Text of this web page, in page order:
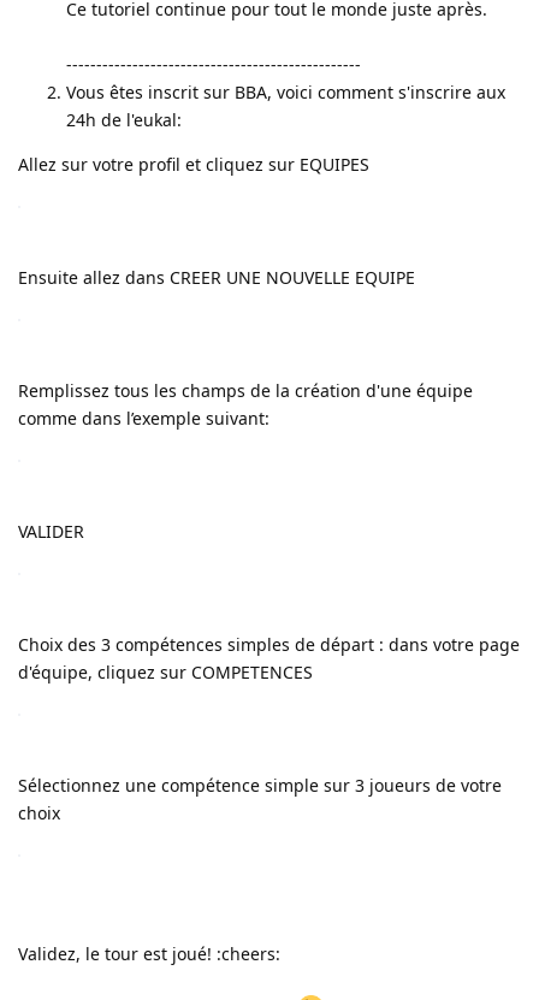
Ce tutoriel continue pour tout le monde juste après.
-------------------------------------------------
Vous êtes inscrit sur BBA, voici comment s'inscrire aux
24h de l'eukal:
Allez sur votre profil et cliquez sur EQUIPES
Ensuite allez dans CREER UNE NOUVELLE EQUIPE
Remplissez tous les champs de la création d'une équipe
comme dans l’exemple suivant:
VALIDER
Choix des 3 compétences simples de départ : dans votre page
d'équipe, cliquez sur COMPETENCES
Sélectionnez une compétence simple sur 3 joueurs de votre
choix
Validez, le tour est joué! :cheers: